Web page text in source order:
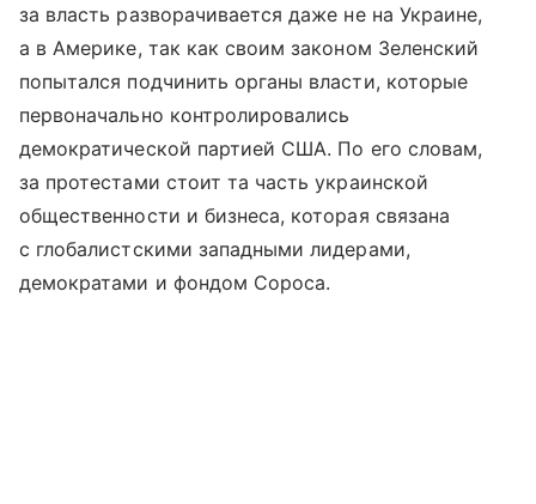
за власть разворачивается даже не на Украине,
а в Америке, так как своим законом Зеленский
попытался подчинить органы власти, которые
первоначально контролировались
демократической партией США. По его словам,
за протестами стоит та часть украинской
общественности и бизнеса, которая связана
с глобалистскими западными лидерами,
демократами и фондом Сороса.